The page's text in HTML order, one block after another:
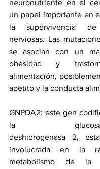
neuronutriente en el
un papel importante en
la supervivencia
nerviosas. Las
se asocian con un
obesidad y
alimentación,
apetito y la conducta
GNPDA2: este gen
la
deshidrogenasa 2,
involucrada en la
metabolismo de la